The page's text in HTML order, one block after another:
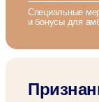
Специальные
и бонусы для